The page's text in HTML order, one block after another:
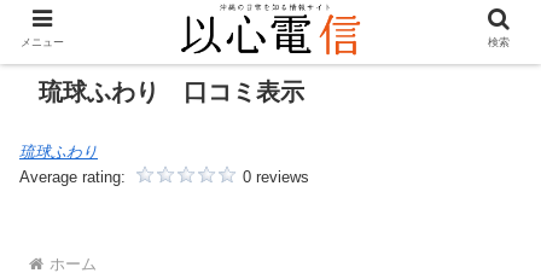
琉球ふわり 口コミ表示
琉球ふわり
Average rating:
0 reviews
ホーム
メニュー 検索